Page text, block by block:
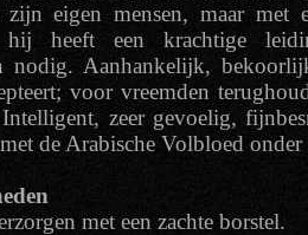
eigen mensen, maar met
hij heeft een krachtige
nodig. Aanhankelijk,
voor vreemden
Intelligent, zeer gevoelig,
de Arabische Volbloed onder
met een zachte borstel.